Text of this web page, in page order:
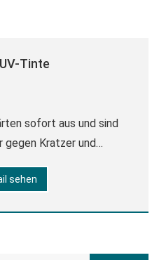
Tinte
sofort aus und sind
gegen Kratzer und
PVC, Polystyrol, Vinyl
sehen